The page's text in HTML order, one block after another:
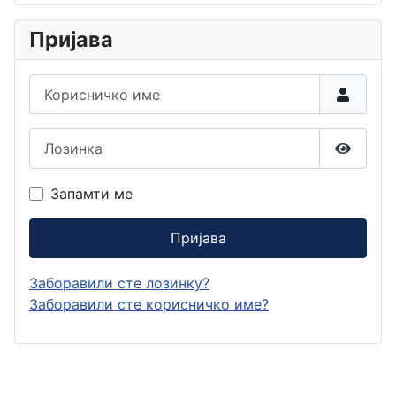
Пријава
Запамти ме
Пријава
Заборавили сте лозинку?
Заборавили сте корисничко име?